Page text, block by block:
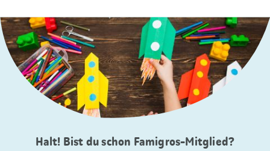
Halt! Bist du schon Famigros-Mitglied?